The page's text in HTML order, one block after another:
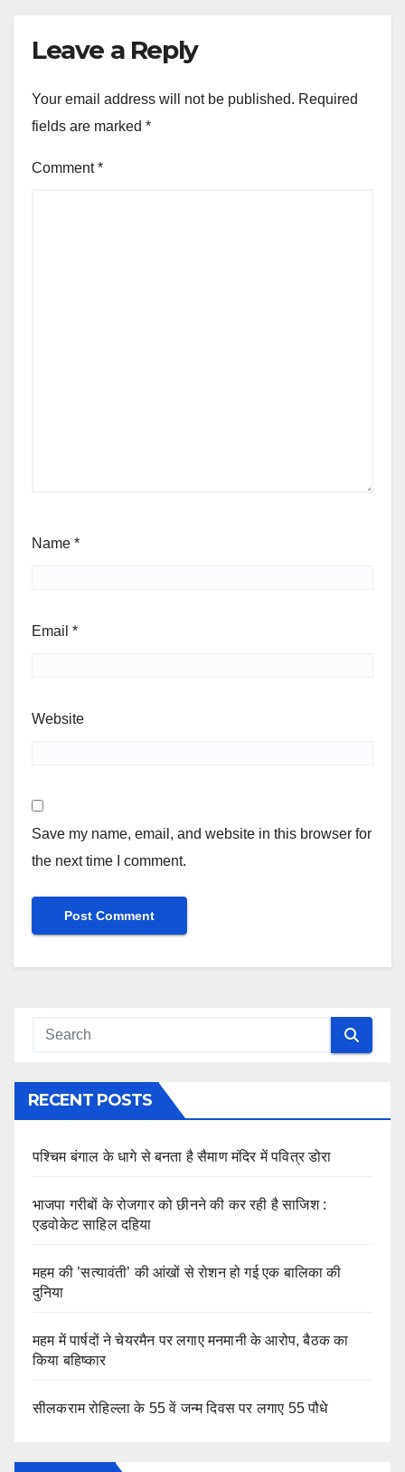
Leave a Reply
Your email address will not be published. Required
fields are marked *
Comment*
Name *
Email *
Website
Save my name, email, and website in this browser for
the next time I comment.
RECENT POSTS
पश्चिम बंगाल के धागे से बनता है सैमाण मंदिर में पवित्र डोरा
भाजपा गरीबों के रोजगार को छीनने की कर रही है साजिश :
एडवोकेट साहिल दहिया
महम की ’सत्यावंती’ की आंखों से रोशन हो गई एक बालिका की
दुनिया
महम में पार्षदों ने चेयरमैन पर लगाए मनमानी के आरोप, बैठक का
किया बहिष्कार
सीलकराम रोहिल्ला के 55 वें जन्म दिवस पर लगाए 55 पौधे